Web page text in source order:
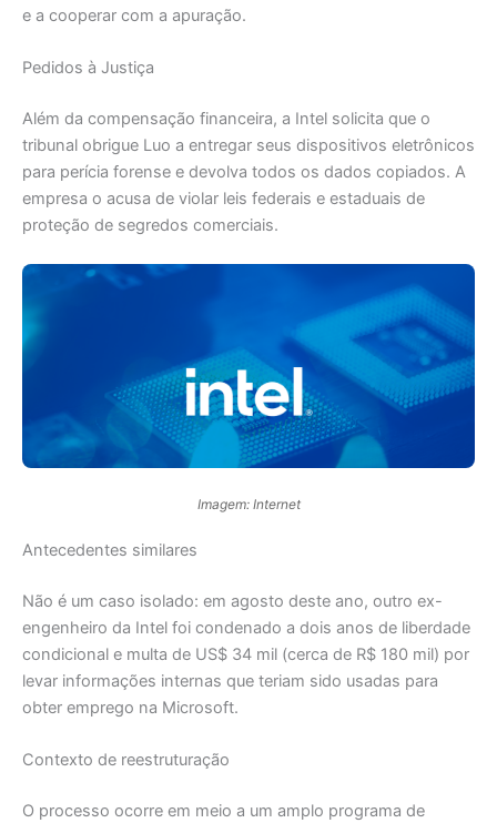
e a cooperar com a apuração.
Pedidos à Justiça
Além da compensação financeira, a Intel solicita que o
tribunal obrigue Luo a entregar seus dispositivos eletrônicos
para perícia forense e devolva todos os dados copiados. A
empresa o acusa de violar leis federais e estaduais de
proteção de segredos comerciais.
Imagem: Internet
Antecedentes similares
Não é um caso isolado: em agosto deste ano, outro ex-
engenheiro da Intel foi condenado a dois anos de liberdade
condicional e multa de US$ 34 mil (cerca de R$ 180 mil) por
levar informações internas que teriam sido usadas para
obter emprego na Microsoft.
Contexto de reestruturação
O processo ocorre em meio a um amplo programa de